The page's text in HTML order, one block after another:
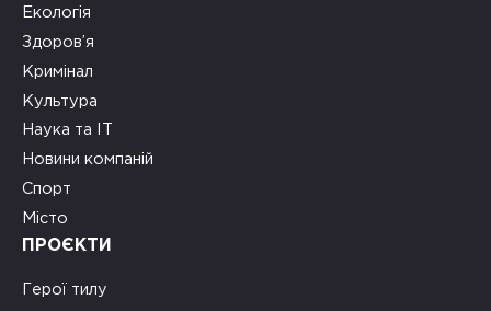
Екологія
Здоров’я
Кримінал
Культура
Наука та ІТ
Новини компаній
Спорт
Місто
ПРОЄКТИ
Герої тилу